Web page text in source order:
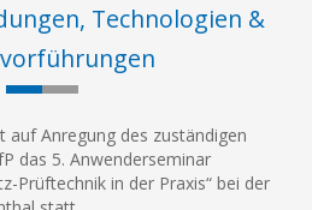
Technologien &
auf Anregung des zuständigen
das 5. Anwenderseminar
Prüftechnik in der Praxis“ bei der